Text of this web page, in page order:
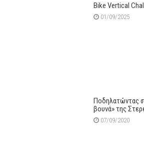
Bike Vertical
01/09/2025
Ποδηλατώντας
βουνά» της
07/09/2020